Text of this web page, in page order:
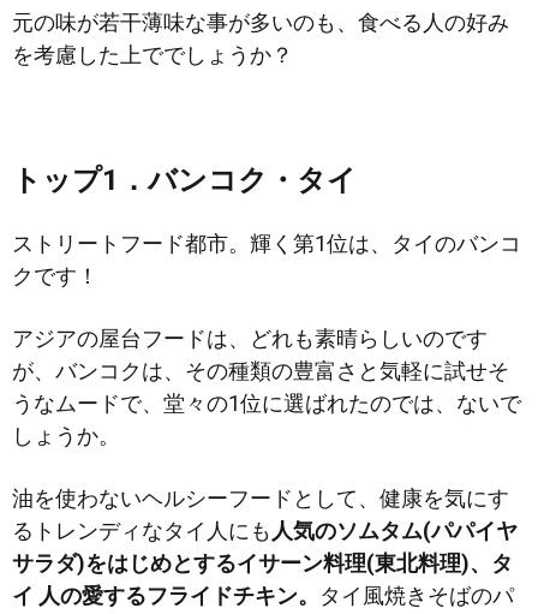
元の味が若干薄味な事が多いのも、食べる人の好み
を考慮した上ででしょうか？
トップ1．バンコク・タイ
ストリートフード都市。輝く第1位は、タイのバンコ
クです！
アジアの屋台フードは、どれも素晴らしいのです
が、バンコクは、その種類の豊富さと気軽に試せそ
うなムードで、堂々の1位に選ばれたのでは、ないで
しょうか。
油を使わないヘルシーフードとして、健康を気にす
るトレンディなタイ人にも 人気のソムタム(パパイヤ
サラダ)をはじめとするイサーン料理(東北料理)、タ
イ 人の愛するフライドチキン。 タイ風焼きそばのパ